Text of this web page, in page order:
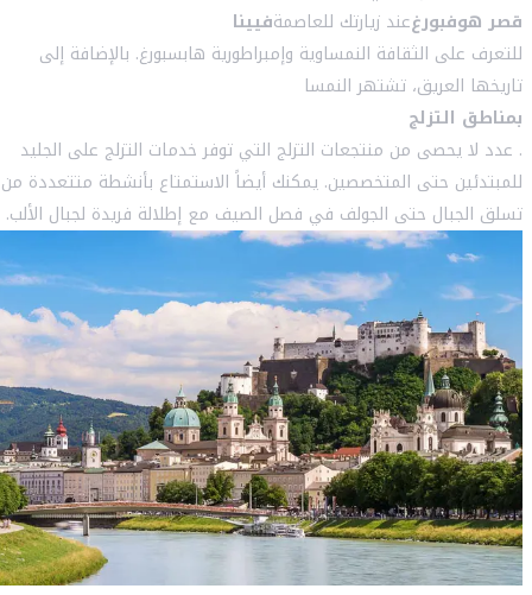
قصر هوفبورغعند زيارتك للعاصمةفيينا
للتعرف على الثقافة النمساوية وإمبراطورية هابسبورغ. بالإضافة إلى
تاريخها العريق، تشتهر النمسا
بمناطق التزلج
. عدد لا يحصى من منتجعات التزلج التي توفر خدمات التزلج على الجليد
للمبتدئين حتى المتخصصين. يمكنك أيضاً الاستمتاع بأنشطة متتعددة من
تسلق الجبال حتى الجولف في فصل الصيف مع إطلالة فريدة لجبال الألب.